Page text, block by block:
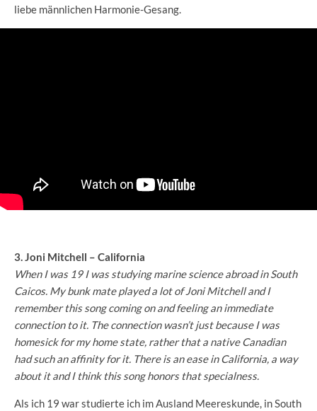
liebe männlichen Harmonie-Gesang.
3. Joni Mitchell – California
When I was 19 I was studying marine science abroad in South
Caicos. My bunk mate played a lot of Joni Mitchell and I
remember this song coming on and feeling an immediate
connection to it. The connection wasn’t just because I was
homesick for my home state, rather that a native Canadian
had such an affinity for it. There is an ease in California, a way
about it and I think this song honors that specialness.
Als ich 19 war studierte ich im Ausland Meereskunde, in South